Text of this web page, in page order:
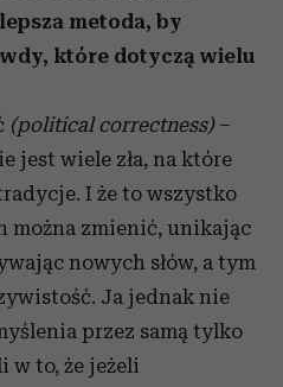
metoda, by
które dotyczą wielu
(political correctness) –
jest wiele zła, na które
I że to wszystko
można zmienić, unikając
nowych słów, a tym
Ja jednak nie
przez samą tylko
w to, że jeżeli